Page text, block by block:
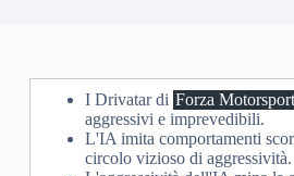
I Drivatar di Forza Motorsport
aggressivi e imprevedibili.
L'IA imita comportamenti
circolo vizioso di aggressività.